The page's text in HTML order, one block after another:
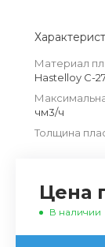
Материал
Hastelloy C-
чм3/ч
Толщина
Цена
В наличии